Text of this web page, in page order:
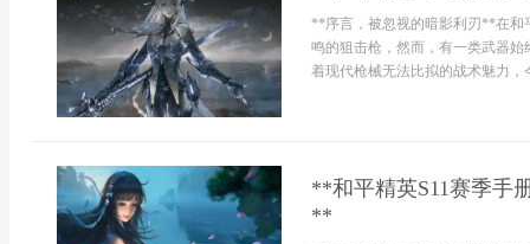
**序言，被忽视的暗影利刃**在和
鸣的狙击枪，然而，有一类武器
着现代枪械无法比拟的战术魅力，
**和平精英S11赛季手
**